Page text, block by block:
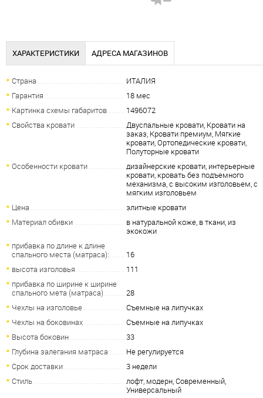
ХАРАКТЕРИСТИКИ АДРЕСА МАГАЗИНОВ
Страна
ИТАЛИЯ
Гарантия
18 мес
Картинка схемы габаритов
1496072
Свойства кровати
Двуспальные кровати, Кровати на
заказ, Кровати премиум, Мягкие
кровати, Ортопедические кровати,
Полуторные кровати
Особенности кровати
дизайнерские кровати, интерьерные
кровати, кровать без подъемного
механизма, с высоким изголовьем, с
мягким изголовьем
Цена
элитные кровати
Материал обивки
в натуральной коже, в ткани, из
экокожи
прибавка по длине к длине
спального места (матраса):
16
высота изголовья
111
прибавка по ширине к ширине
спального мета (матраса)
28
Чехлы на изголовье
Съемные на липучках
Чехлы на боковинах
Съемные на липучках
Высота боковин
33
Глубина залегания матраса
Не регулируется
Срок доставки
3 недели
Стиль
лофт, модерн, Современный,
Универсальный